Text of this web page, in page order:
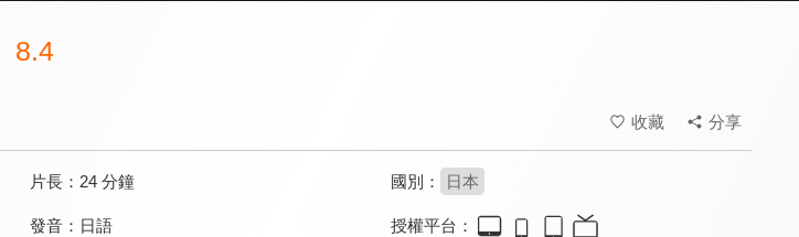
8.4
收藏 分享
片長： 24 分鐘 國別： 日本
發音： 日語 授權平台：